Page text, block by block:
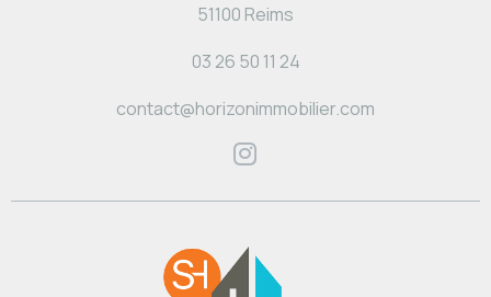
51100 Reims
03 26 50 11 24
contact@horizonimmobilier.com